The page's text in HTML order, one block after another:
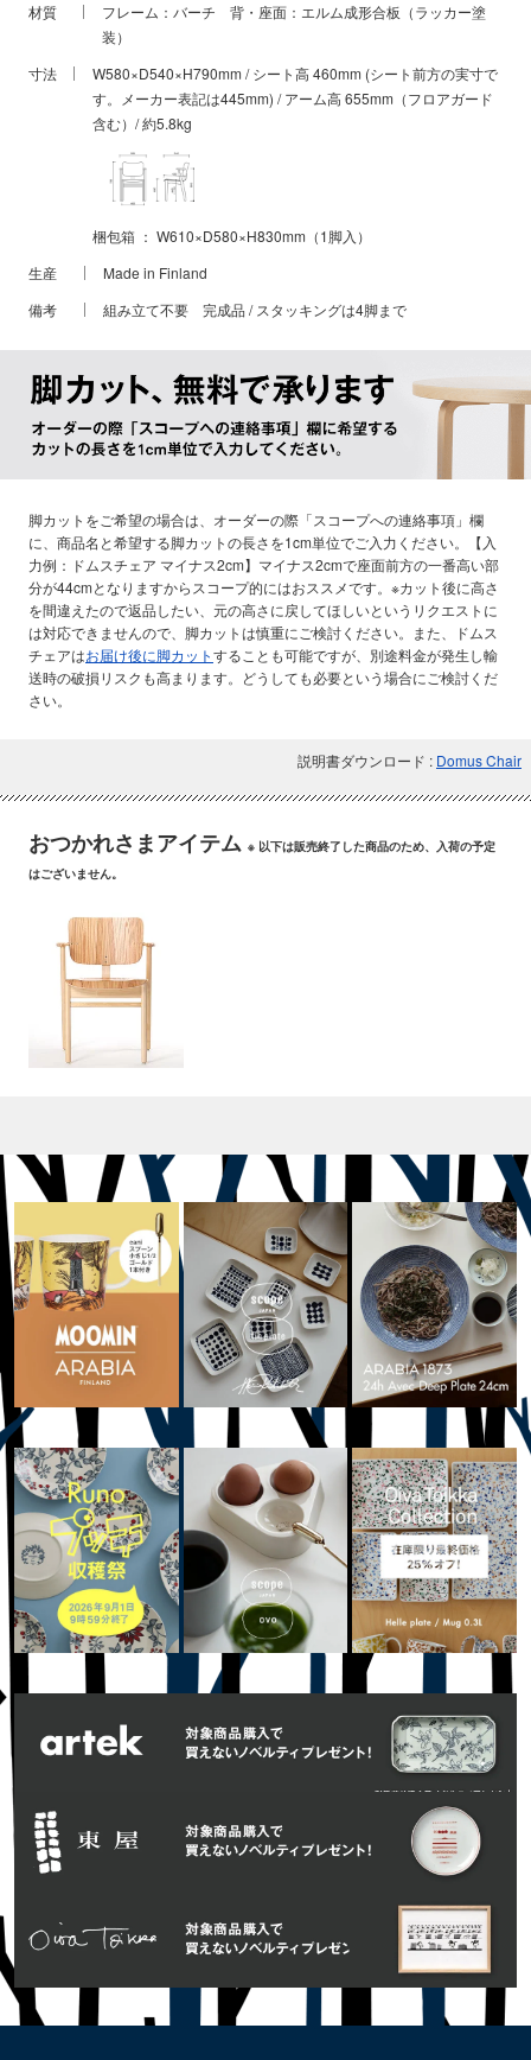
材質
フレーム：バーチ 背・座面：エルム成形合板（ラッカー塗
装）
寸法
W580×D540×H790mm / シート高 460mm (シート前方の実寸で
す。メーカー表記は445mm) / アーム高 655mm（フロアガード
含む）/ 約5.8kg
梱包箱 ： W610×D580×H830mm（1脚入）
生産
Made in Finland
備考
組み立て不要 完成品 / スタッキングは4脚まで
脚カットをご希望の場合は、オーダーの際「スコープへの連絡事項」欄
に、商品名と希望する脚カットの長さを1cm単位でご入力ください。【入
力例：ドムスチェア マイナス2cm】マイナス2cmで座面前方の一番高い部
分が44cmとなりますからスコープ的にはおススメです。※カット後に高さ
を間違えたので返品したい、元の高さに戻してほしいというリクエストに
は対応できませんので、脚カットは慎重にご検討ください。また、ドムス
チェアはお届け後に脚カットすることも可能ですが、別途料金が発生し輸
送時の破損リスクも高まります。どうしても必要という場合にご検討くだ
さい。
説明書ダウンロード : Domus Chair
おつかれさまアイテム ※ 以下は販売終了した商品のため、入荷の予定
はございません。